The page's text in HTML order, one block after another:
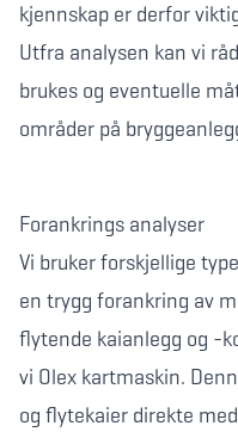
kjennskap er derfor
Utfra analysen kan vi
brukes og eventuelle
områder på
Forankrings analyser
Vi bruker forskjellige
en trygg forankring av
flytende kaianlegg og -
vi Olex kartmaskin.
og flytekaier direkte